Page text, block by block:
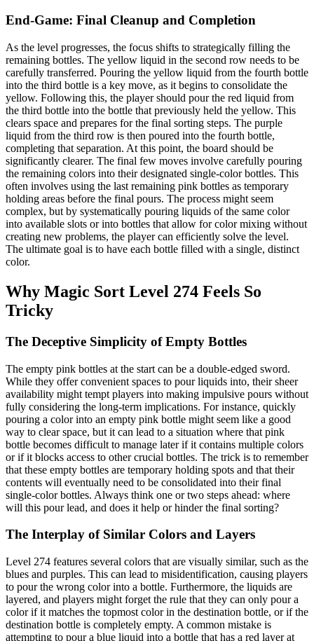
End-Game: Final Cleanup and Completion
As the level progresses, the focus shifts to strategically filling the
remaining bottles. The yellow liquid in the second row needs to be
carefully transferred. Pouring the yellow liquid from the fourth bottle
into the third bottle is a key move, as it begins to consolidate the
yellow. Following this, the player should pour the red liquid from
the third bottle into the bottle that previously held the yellow. This
clears space and prepares for the final sorting steps. The purple
liquid from the third row is then poured into the fourth bottle,
completing that separation. At this point, the board should be
significantly clearer. The final few moves involve carefully pouring
the remaining colors into their designated single-color bottles. This
often involves using the last remaining pink bottles as temporary
holding areas before the final pours. The process might seem
complex, but by systematically pouring liquids of the same color
into available slots or into bottles that allow for color mixing without
creating new problems, the player can efficiently solve the level.
The ultimate goal is to have each bottle filled with a single, distinct
color.
Why Magic Sort Level 274 Feels So
Tricky
The Deceptive Simplicity of Empty Bottles
The empty pink bottles at the start can be a double-edged sword.
While they offer convenient spaces to pour liquids into, their sheer
availability might tempt players into making impulsive pours without
fully considering the long-term implications. For instance, quickly
pouring a color into an empty pink bottle might seem like a good
way to clear space, but it can lead to a situation where that pink
bottle becomes difficult to manage later if it contains multiple colors
or if it blocks access to other crucial bottles. The trick is to remember
that these empty bottles are temporary holding spots and that their
contents will eventually need to be consolidated into their final
single-color bottles. Always think one or two steps ahead: where
will this pour lead, and does it help or hinder the final sorting?
The Interplay of Similar Colors and Layers
Level 274 features several colors that are visually similar, such as the
blues and purples. This can lead to misidentification, causing players
to pour the wrong color into a bottle. Furthermore, the liquids are
layered, and players might forget the rule that they can only pour a
color if it matches the topmost color in the destination bottle, or if the
destination bottle is completely empty. A common mistake is
attempting to pour a blue liquid into a bottle that has a red layer at